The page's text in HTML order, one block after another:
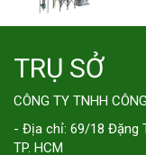
TRỤ SỞ
CÔNG TY TNHH
- Địa chỉ: 69/18 Đặng
TP. HCM